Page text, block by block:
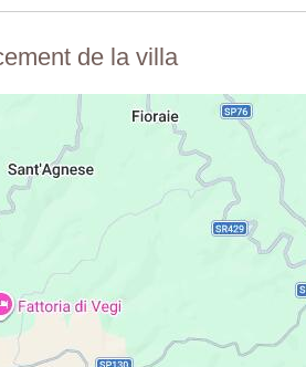
de la villa